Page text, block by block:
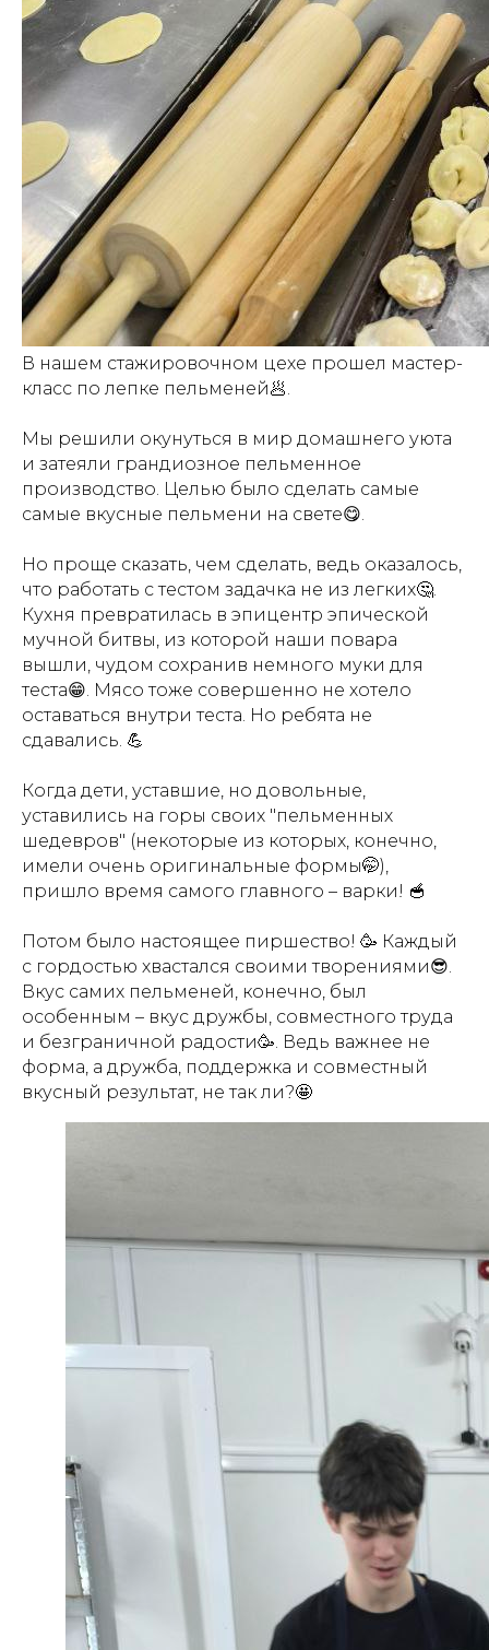
В нашем стажировочном цехе прошел мастер-
класс по лепке пельменей🥟.
Мы решили окунуться в мир домашнего уюта
и затеяли грандиозное пельменное
производство. Целью было сделать самые
самые вкусные пельмени на свете😋.
Но проще сказать, чем сделать, ведь оказалось,
что работать с тестом задачка не из легких🤔.
Кухня превратилась в эпицентр эпической
мучной битвы, из которой наши повара
вышли, чудом сохранив немного муки для
теста😁. Мясо тоже совершенно не хотело
оставаться внутри теста. Но ребята не
сдавались. 💪
Когда дети, уставшие, но довольные,
уставились на горы своих "пельменных
шедевров" (некоторые из которых, конечно,
имели очень оригинальные формы🤭),
пришло время самого главного – варки! 🥣
Потом было настоящее пиршество! 🥳 Каждый
с гордостью хвастался своими творениями😎.
Вкус самих пельменей, конечно, был
особенным – вкус дружбы, совместного труда
и безграничной радости🥳. Ведь важнее не
форма, а дружба, поддержка и совместный
вкусный результат, не так ли?🤩